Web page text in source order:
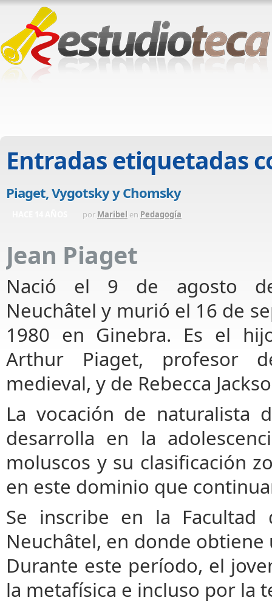
Entradas etiquetadas
Piaget, Vygotsky y Chomsky
por Maribel en Pedagogía
Jean Piaget
Nació el 9 de agosto
Neuchâtel y murió el 16 de
1980 en Ginebra. Es el
Arthur Piaget, profesor
medieval, y de Rebecca
La vocación de naturalista
desarrolla en la
moluscos y su clasificación
en este dominio que
Se inscribe en la Facultad
Neuchâtel, en donde
Durante este período, el
la metafísica e incluso por la